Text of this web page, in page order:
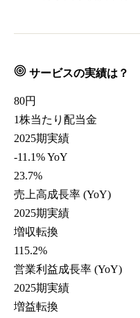
サービスの実績は？
80円
1株当たり配当金
2025期実績
-11.1% YoY
23.7%
売上高成長率 (YoY)
2025期実績
増収転換
115.2%
営業利益成長率 (YoY)
2025期実績
増益転換